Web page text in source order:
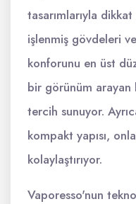
tasarımlarıyla
işlenmiş gövdeleri
konforunu en üst
bir görünüm arayan
tercih sunuyor.
kompakt yapısı,
kolaylaştırıyor.
Vaporesso'nun